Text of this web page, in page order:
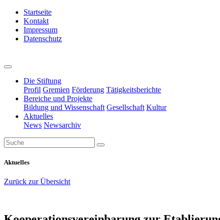
Startseite
Kontakt
Impressum
Datenschutz
Die Stiftung
Profil Gremien Förderung Tätigkeitsberichte
Bereiche und Projekte
Bildung und Wissenschaft Gesellschaft Kultur
Aktuelles
News Newsarchiv
Aktuelles
Zurück zur Übersicht